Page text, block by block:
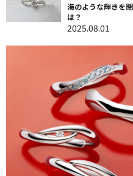
海のような輝きを
は？
2025.08.01